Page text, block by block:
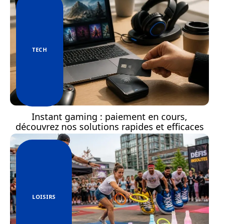
TECH
Instant gaming : paiement en cours,
découvrez nos solutions rapides et efficaces
LOISIRS